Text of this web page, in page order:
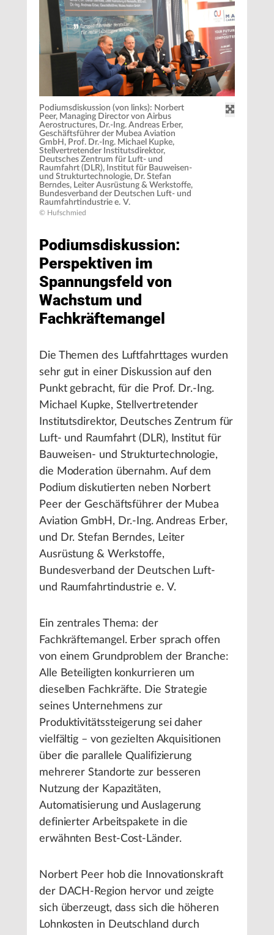
Podiumsdiskussion (von links): Norbert
Peer, Managing Director von Airbus
Aerostructures, Dr.-Ing. Andreas Erber,
Geschäftsführer der Mubea Aviation
GmbH, Prof. Dr.-Ing. Michael Kupke,
Stellvertretender Institutsdirektor,
Deutsches Zentrum für Luft- und
Raumfahrt (DLR), Institut für Bauweisen-
und Strukturtechnologie, Dr. Stefan
Berndes, Leiter Ausrüstung & Werkstoffe,
Bundesverband der Deutschen Luft- und
Raumfahrtindustrie e. V.
© Hufschmied
Podiumsdiskussion:
Perspektiven im
Spannungsfeld von
Wachstum und
Fachkräftemangel
Die Themen des Luftfahrttages wurden
sehr gut in einer Diskussion auf den
Punkt gebracht, für die Prof. Dr.-Ing.
Michael Kupke, Stellvertretender
Institutsdirektor, Deutsches Zentrum für
Luft- und Raumfahrt (DLR), Institut für
Bauweisen- und Strukturtechnologie,
die Moderation übernahm. Auf dem
Podium diskutierten neben Norbert
Peer der Geschäftsführer der Mubea
Aviation GmbH, Dr.-Ing. Andreas Erber,
und Dr. Stefan Berndes, Leiter
Ausrüstung & Werkstoffe,
Bundesverband der Deutschen Luft-
und Raumfahrtindustrie e. V.
Ein zentrales Thema: der
Fachkräftemangel. Erber sprach offen
von einem Grundproblem der Branche:
Alle Beteiligten konkurrieren um
dieselben Fachkräfte. Die Strategie
seines Unternehmens zur
Produktivitätssteigerung sei daher
vielfältig – von gezielten Akquisitionen
über die parallele Qualifizierung
mehrerer Standorte zur besseren
Nutzung der Kapazitäten,
Automatisierung und Auslagerung
definierter Arbeitspakete in die
erwähnten Best-Cost-Länder.
Norbert Peer hob die Innovationskraft
der DACH-Region hervor und zeigte
sich überzeugt, dass sich die höheren
Lohnkosten in Deutschland durch